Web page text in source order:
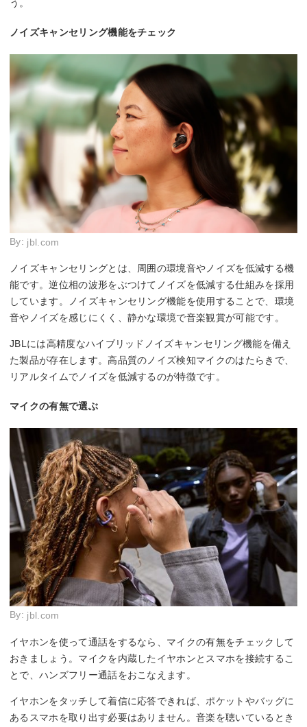
う。
ノイズキャンセリング機能をチェック
By: jbl.com
ノイズキャンセリングとは、周囲の環境音やノイズを低減する機
能です。逆位相の波形をぶつけてノイズを低減する仕組みを採用
しています。ノイズキャンセリング機能を使用することで、環境
音やノイズを感じにくく、静かな環境で音楽観賞が可能です。
JBLには高精度なハイブリッドノイズキャンセリング機能を備え
た製品が存在します。高品質のノイズ検知マイクのはたらきで、
リアルタイムでノイズを低減するのが特徴です。
マイクの有無で選ぶ
By: jbl.com
イヤホンを使って通話をするなら、マイクの有無をチェックして
おきましょう。マイクを内蔵したイヤホンとスマホを接続するこ
とで、ハンズフリー通話をおこなえます。
イヤホンをタッチして着信に応答できれば、ポケットやバッグに
あるスマホを取り出す必要はありません。音楽を聴いているとき